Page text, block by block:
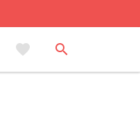
favorite search